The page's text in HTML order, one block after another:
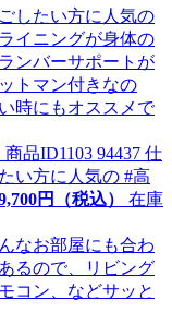
商品ID1103 94437 仕
い方に人気の #高
700円（税込）
在庫